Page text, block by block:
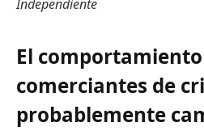
Independiente
El
comerciantes de
probablemente